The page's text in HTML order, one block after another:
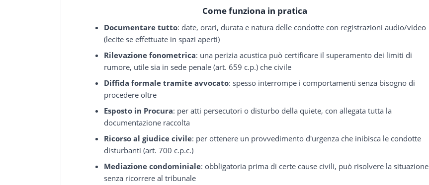
Come funziona in pratica
Documentare tutto: date, orari, durata e natura delle condotte con registrazioni audio/video
(lecite se effettuate in spazi aperti)
Rilevazione fonometrica: una perizia acustica può certificare il superamento dei limiti di
rumore, utile sia in sede penale (art. 659 c.p.) che civile
Diffida formale tramite avvocato: spesso interrompe i comportamenti senza bisogno di
procedere oltre
Esposto in Procura: per atti persecutori o disturbo della quiete, con allegata tutta la
documentazione raccolta
Ricorso al giudice civile: per ottenere un provvedimento d'urgenza che inibisca le condotte
disturbanti (art. 700 c.p.c.)
Mediazione condominiale: obbligatoria prima di certe cause civili, può risolvere la situazione
senza ricorrere al tribunale